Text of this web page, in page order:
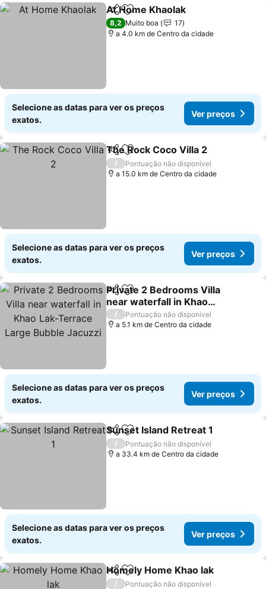
PartilharAdicionar aos favoritos
At Home Khaolak
8,2 Muito boa
17
a 4.0 km de Centro da cidade
Selecione as datas para ver os preços
exatos.
Ver preços
PartilharAdicionar aos favoritos
The Rock Coco Villa 2
/
Pontuação não disponível
a 15.0 km de Centro da cidade
Selecione as datas para ver os preços
exatos.
Ver preços
PartilharAdicionar aos favoritos
Private 2 Bedrooms Villa
near waterfall in Khao
Lak-Terrace Large
Bubble Jacuzzi
/
Pontuação não disponível
a 5.1 km de Centro da cidade
Selecione as datas para ver os preços
exatos.
Ver preços
PartilharAdicionar aos favoritos
Sunset Island Retreat 1
/
Pontuação não disponível
a 33.4 km de Centro da cidade
Selecione as datas para ver os preços
exatos.
Ver preços
PartilharAdicionar aos favoritos
Homely Home Khao lak
/
Pontuação não disponível